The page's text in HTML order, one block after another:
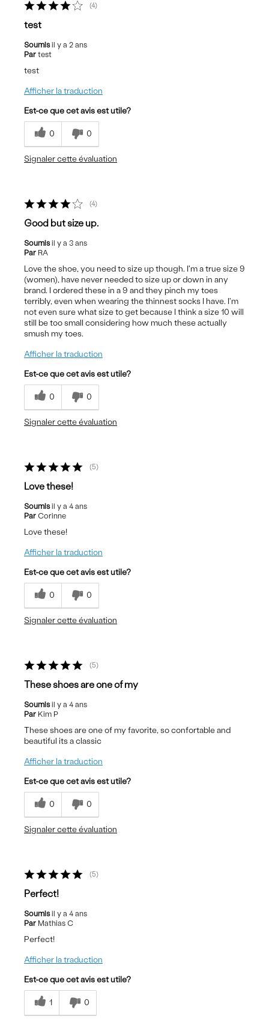
4
test
Soumisil y a 2 ans
Par test
test
Afficher la traduction
Est-ce que cet avis est utile?
0 0
Signaler cette évaluation
4
Good but size up.
Soumisil y a 3 ans
Par RA
Love the shoe, you need to size up though. I'm a true size 9
(women), have never needed to size up or down in any
brand. I ordered these in a 9 and they pinch my toes
terribly, even when wearing the thinnest socks I have. I'm
not even sure what size to get because I think a size 10 will
still be too small considering how much these actually
smush my toes.
Afficher la traduction
Est-ce que cet avis est utile?
0 0
Signaler cette évaluation
5
Love these!
Soumisil y a 4 ans
Par Corinne
Love these!
Afficher la traduction
Est-ce que cet avis est utile?
0 0
Signaler cette évaluation
5
These shoes are one of my
Soumisil y a 4 ans
Par Kim P
These shoes are one of my favorite, so confortable and
beautiful its a classic
Afficher la traduction
Est-ce que cet avis est utile?
0 0
Signaler cette évaluation
5
Perfect!
Soumisil y a 4 ans
Par Mathias C
Perfect!
Afficher la traduction
Est-ce que cet avis est utile?
1 0